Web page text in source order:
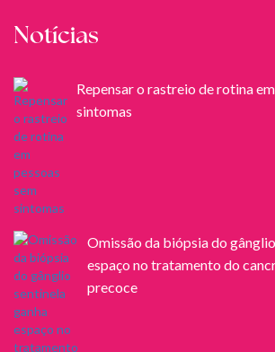
Notícias
Repensar o rastreio de rotina
sintomas
Omissão da biópsia do
espaço no tratamento do
precoce